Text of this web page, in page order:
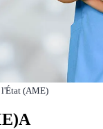
l'État (AME)